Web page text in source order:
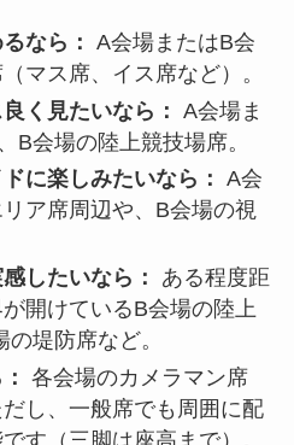
なら： A会場またはB会
マス席、イス席など）。
く見たいなら： A会場ま
B会場の陸上競技場席。
に楽しみたいなら： A会
ア席周辺や、B会場の視
したいなら：
ある程度距
開けているB会場の陸上
堤防席など。
各会場のカメラマン席
だし、一般席でも周囲に配
す（三脚は座高まで）。